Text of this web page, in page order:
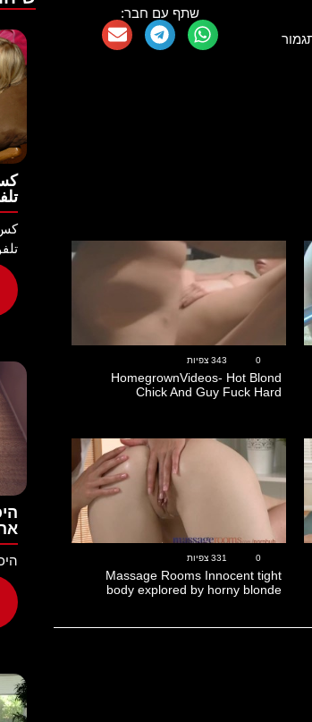
שתף עם חבר:
0 343 צפיות
HomegrownVideos- Hot Blond
Chick And Guy Fuck Hard
0 331 צפיות
Massage Rooms Innocent tight
body explored by horny blonde
كس